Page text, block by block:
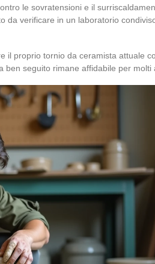
le sovratensioni e il
da verificare in un laboratorio
il proprio tornio da ceramista attuale
seguito rimane affidabile per molti